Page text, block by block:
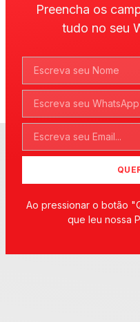
Preencha os
tudo no seu
Ao pressionar o botão
que leu nossa